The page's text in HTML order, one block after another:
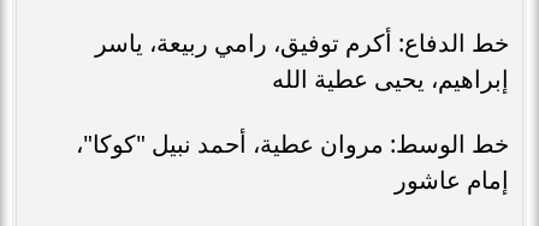
خط الدفاع: أكرم توفيق، رامي ربيعة، ياسر
إبراهيم، يحيى عطية الله
خط الوسط: مروان عطية، أحمد نبيل "كوكا"،
إمام عاشور